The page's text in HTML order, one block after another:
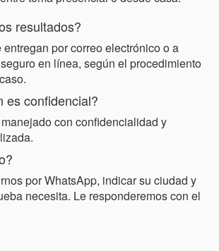
resultados?
por correo electrónico o a
en línea, según el procedimiento
es confidencial?
con confidencialidad y
por WhatsApp, indicar su ciudad y
necesita. Le responderemos con el